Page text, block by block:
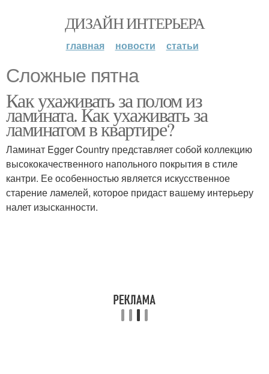
ДИЗАЙН ИНТЕРЬЕРА
главная новости статьи
Сложные пятна
Как ухаживать за полом из
ламината. Как ухаживать за
ламинатом в квартире?
Ламинат Egger Country представляет собой коллекцию
высококачественного напольного покрытия в стиле
кантри. Ее особенностью является искусственное
старение ламелей, которое придаст вашему интерьеру
налет изысканности.